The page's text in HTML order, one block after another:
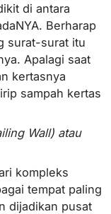
di antara
Berharap
surat-surat itu
Apalagi saat
kertasnya
sampah kertas
Wall) atau
kompleks
tempat paling
dijadikan pusat